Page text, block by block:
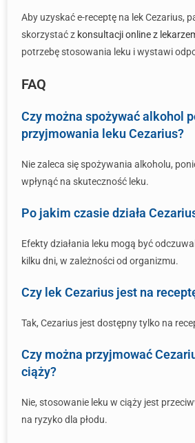
Aby uzyskać e-receptę na lek Cezarius,
skorzystać z konsultacji online z
potrzebę stosowania leku i wystawi
FAQ
Czy można spożywać alkohol
przyjmowania leku Cezarius?
Nie zaleca się spożywania alkoholu,
wpłynąć na skuteczność leku.
Po jakim czasie działa
Efekty działania leku mogą być
kilku dni, w zależności od organizmu.
Czy lek Cezarius jest na
Tak, Cezarius jest dostępny tylko na
Czy można przyjmować
ciąży?
Nie, stosowanie leku w ciąży jest
na ryzyko dla płodu.